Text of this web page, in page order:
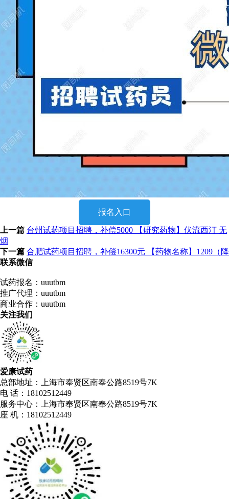
报名入口
上一篇 台州试药项目招聘，补偿5000 【研究药物】伏流西汀 无
烟
下一篇 合肥试药项目招聘，补偿16300元 【药物名称】1209（降
联系微信
试药报名：uuutbm
推广代理：uuutbm
商业合作：uuutbm
关注我们
爱康试药
总部地址：上海市奉贤区南奉公路8519号7K
电 话：18102512449
服务中心：上海市奉贤区南奉公路8519号7K
座 机：18102512449